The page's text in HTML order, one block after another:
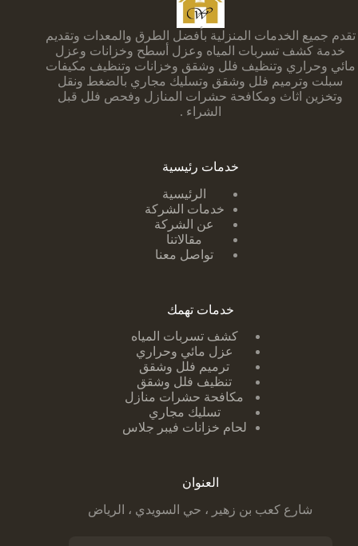
تقدم جميع الخدمات المنزلية بأفضل الطرق والمعدات وتقديم
خدمة كشف تسربات المياه وعزل أسطح وخزانات وعزل
مائي وحراري وتنظيف فلل وشقق وخزانات وتنظيف مكيفات
سبلت وترميم فلل وشقق وتسليك مجاري بالضغط ونقل
وتخزين اثاث ومكافحة حشرات المنازل وفحص فلل قبل
الشراء .
خدمات رئيسية
الرئيسية
خدمات الشركة
عن الشركة
مقالاتنا
تواصل معنا
خدمات تهمك
كشف تسربات ا لمياه
عزل مائي وحراري
ترميم فلل وشقق
تنظيف فلل وشقق
مكافحة حشرات منازل
تسليك مجاري
لحام خزانات فيبر جلاس
العنوان
شارع كعب بن زهير ، حي السويدي ، الرياض